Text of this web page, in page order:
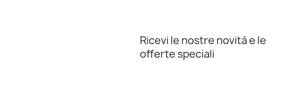
Ricevi le nostre novità e le
offerte speciali